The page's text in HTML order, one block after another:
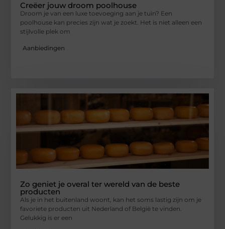
Creëer jouw droom poolhouse
Droom je van een luxe toevoeging aan je tuin? Een
poolhouse kan precies zijn wat je zoekt. Het is niet alleen een
stijlvolle plek om
Aanbiedingen
Zo geniet je overal ter wereld van de beste
producten
Als je in het buitenland woont, kan het soms lastig zijn om je
favoriete producten uit Nederland of België te vinden.
Gelukkig is er een